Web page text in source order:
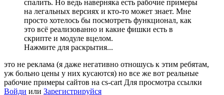
спалить. Но ведь наверняка есть рабочие примеры
на легальных версиях и кто-то может знает. Мне
просто хотелось бы посмотреть функционал, как
это всё реализованно и какие фишки есть в
скрипте и модуле вцелом.
Нажмите для раскрытия...
это не реклама (я даже негативно отношусь к этим ребятам,
уж больно цены у них кусаются) но все же вот реальные
рабочие примеры сайтов на cs-cart Для просмотра ссылки
Войди или Зарегистрируйся